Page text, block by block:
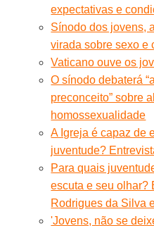
expectativas e
Sínodo dos jovens,
virada sobre sexo e
Vaticano ouve os
O sínodo debaterá
preconceito” sobre
homossexualidade
A Igreja é capaz de
juventude?
Para quais
escuta e seu olhar?
Rodrigues da Silva
'Jovens, não se